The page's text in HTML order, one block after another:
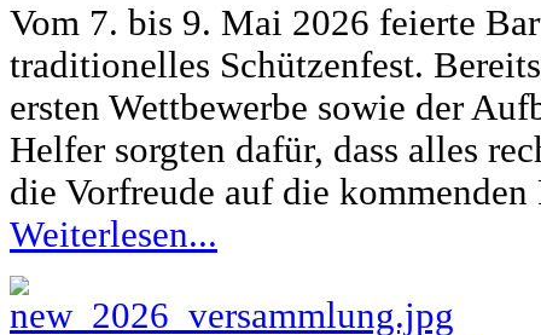
Vom 7. bis 9. Mai 2026 feierte
traditionelles Schützenfest.
ersten Wettbewerbe sowie der
Helfer sorgten dafür, dass alles
die Vorfreude auf die kommenden
Weiterlesen...